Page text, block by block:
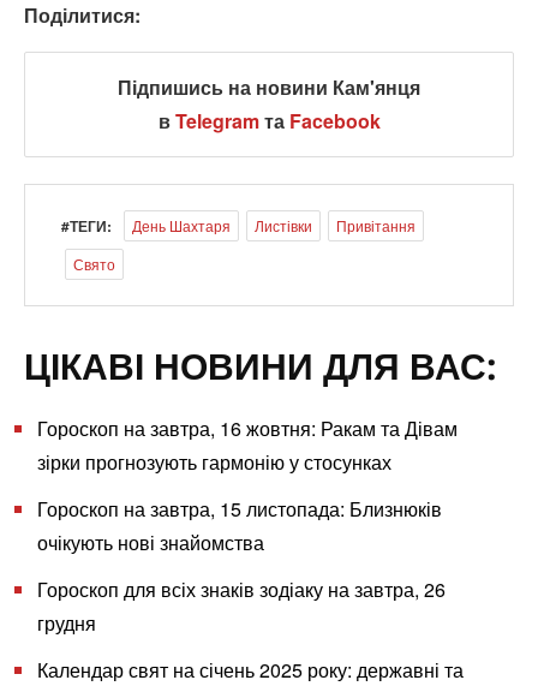
Поділитися:
Підпишись на новини Кам'янця
вTelegramта Facebook
#ТЕГИ: День Шахтаря Листівки
Привітання
Свято
ЦІКАВІ НОВИНИ ДЛЯ ВАС:
Гороскоп на завтра, 16 жовтня: Ракам та Дівам
зірки прогнозують гармонію у стосунках
Гороскоп на завтра, 15 листопада: Близнюків
очікують нові знайомства
Гороскоп для всіх знаків зодіаку на завтра, 26
грудня
Календар свят на січень 2025 року: державні та